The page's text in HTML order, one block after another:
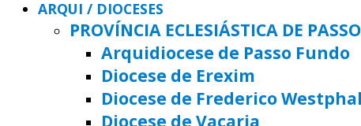
ARQUI / DIOCESES
PROVÍNCIA ECLESIÁSTICA DE
Arquidiocese de Passo Fundo
Diocese de Erexim
Diocese de Frederico
Diocese de Vacaria